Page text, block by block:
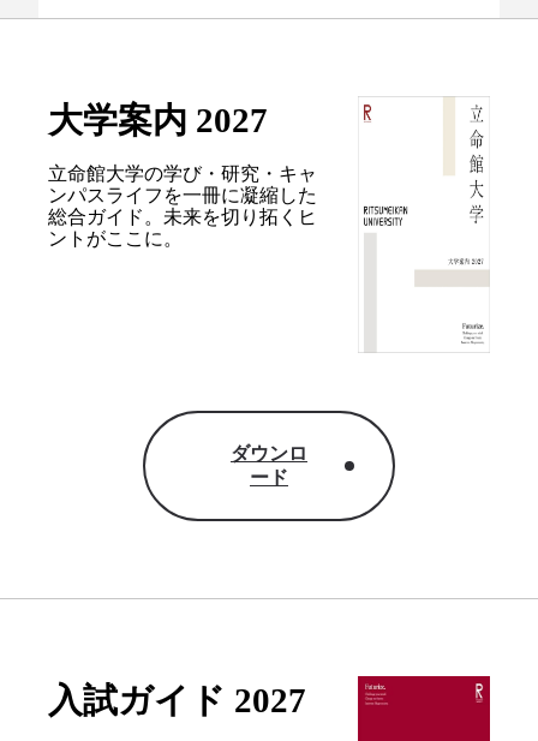
大学案内 2027
立命館大学の学び・研究・キャ
ンパスライフを一冊に凝縮した
総合ガイド。 未来を切り拓くヒ
ントがここに。
ダウンロ
ード
入試ガイド 2027